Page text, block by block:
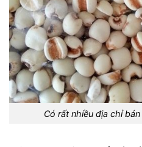
Có rất nhiều địa chỉ